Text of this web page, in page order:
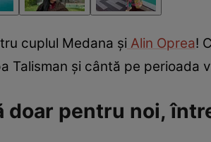
cuplul Medana și Alin Oprea!
Talisman și cântă pe perioada
doar pentru noi,